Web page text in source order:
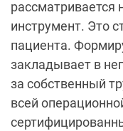
рассматривается
инструмент. Это
пациента.
закладывает в
за собственный
всей